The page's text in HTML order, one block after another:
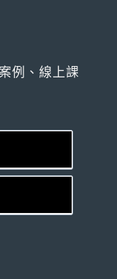
例、線上課